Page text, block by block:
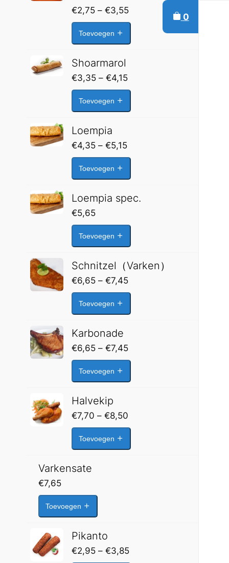
€2,75 – €3,55Prijsklasse:
€2,75
Toevoegen
Shoarmarol
€3,35 – €4,15Prijsklasse:
€3,35
Toevoegen
Loempia
€4,35 – €5,15Prijsklasse:
€4,35
Toevoegen
Loempia spec.
€5,65
Toevoegen
Schnitzel（Varken）
€6,65 – €7,45Prijsklasse:
€6,65
Toevoegen
Karbonade
€6,65 – €7,45Prijsklasse:
€6,65
Toevoegen
Halvekip
€7,70 – €8,50Prijsklasse:
€7,70
Toevoegen
Varkensate
€7,65
Toevoegen
Pikanto
€2,95 – €3,85Prijsklasse:
0